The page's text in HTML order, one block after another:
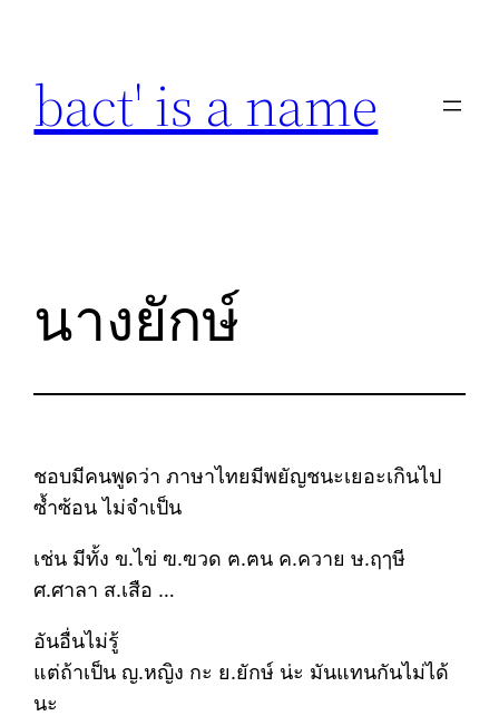
content
bact' is a name
นางยักษ์
ชอบมีคนพูดว่า ภาษาไทยมีพยัญชนะเยอะเกินไป
ซ้ำซ้อน ไม่จำเป็น
เช่น มีทั้ง ข.ไข่ ฃ.ฃวด ฅ.ฅน ค.ควาย ษ.ฤๅษี
ศ.ศาลา ส.เสือ …
อันอื่นไม่รู้
แต่ถ้าเป็น ญ.หญิง กะ ย.ยักษ์ น่ะ มันแทนกันไม่ได้
นะ